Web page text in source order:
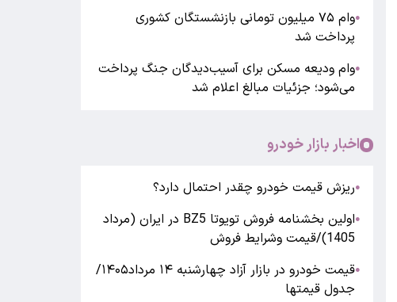
●
وام ۷۵ میلیون تومانی بازنشستگان کشوری
پرداخت شد
●وام ودیعه مسکن برای آسیب‌دیدگان جنگ پرداخت
می‌شود؛ جزئیات مبالغ اعلام شد
اخبار بازار خودرو
●ریزش قیمت خودرو چقدر احتمال دارد؟
●
اولین بخشنامه فروش تویوتا BZ5 در ایران (مرداد
1405)/قیمت وشرایط فروش
●
قیمت خودرو در بازار آزاد چهارشنبه ۱۴ مرداد۱۴۰۵/
جدول قیمتها